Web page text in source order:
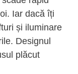
Iar dacă îți
și iluminare
Designul
plăcut